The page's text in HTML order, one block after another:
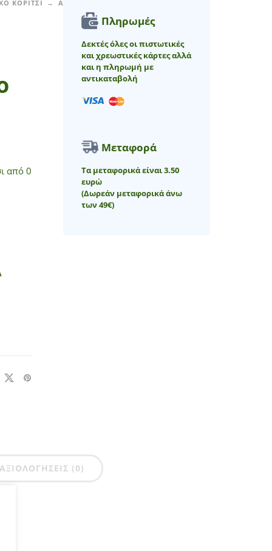
ΚΟΡΙΤΣΙ ΑΞΕΣΟΥΑΡ
από 0
Πληρωμές
Δεκτές όλες οι πιστωτικές
και χρεωστικές κάρτες αλλά
και η πληρωμή με
αντικαταβολή
Μεταφορά
Τα μεταφορικά είναι 3.50
ευρώ
(Δωρεάν μεταφορικά άνω
των 49€)
ΑΞΙΟΛΟΓΉΣΕΙΣ (0)